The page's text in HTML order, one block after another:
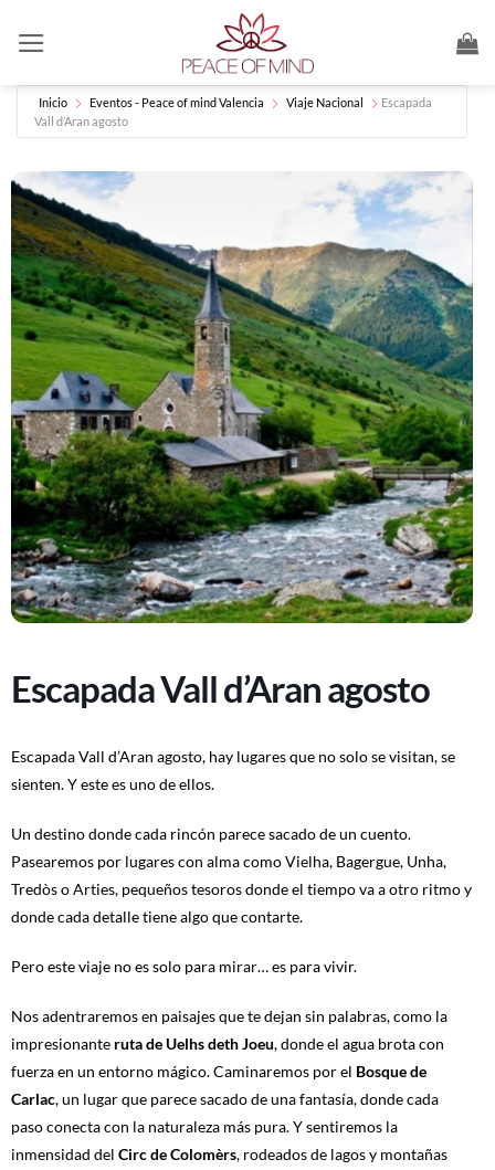
Inicio Eventos - Peace of mind Valencia Viaje Nacional
Escapada
Vall d’Aran agosto
Escapada Vall d’Aran agosto
Escapada Vall d’Aran agosto, hay lugares que no solo se visitan, se
sienten. Y este es uno de ellos.
Un destino donde cada rincón parece sacado de un cuento.
Pasearemos por lugares con alma como Vielha, Bagergue, Unha,
Tredòs o Arties, pequeños tesoros donde el tiempo va a otro ritmo y
donde cada detalle tiene algo que contarte.
Pero este viaje no es solo para mirar… es para vivir.
Nos adentraremos en paisajes que te dejan sin palabras, como la
impresionante ruta de Uelhs deth Joeu, donde el agua brota con
fuerza en un entorno mágico. Caminaremos por el Bosque de
Carlac, un lugar que parece sacado de una fantasía, donde cada
paso conecta con la naturaleza más pura. Y sentiremos la
inmensidad del Circ de Colomèrs, rodeados de lagos y montañas